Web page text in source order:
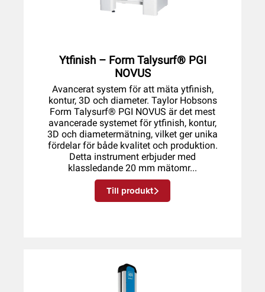
Ytfinish – Form Talysurf® PGI
NOVUS
Avancerat system för att mäta ytfinish,
kontur, 3D och diameter. Taylor Hobsons
Form Talysurf® PGI NOVUS är det mest
avancerade systemet för ytfinish, kontur,
3D och diametermätning, vilket ger unika
fördelar för både kvalitet och produktion.
Detta instrument erbjuder med
klassledande 20 mm mätomr...
Till produkt